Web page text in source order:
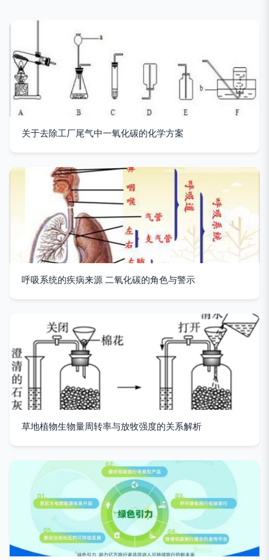
关于去除工厂尾气中一氧化碳的化学方案
呼吸系统的疾病来源 二氧化碳的角色与警示
草地植物生物量周转率与放牧强度的关系解析